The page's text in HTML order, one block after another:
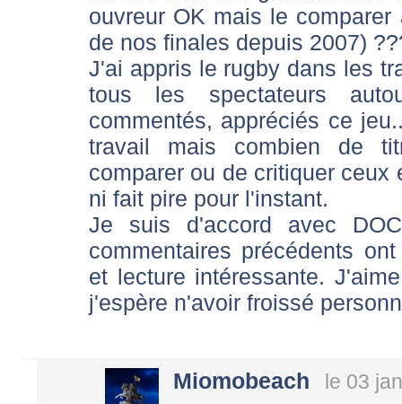
ouvreur OK mais le
de nos finales depuis 2007)
J'ai appris le rugby dans les
tous les spectateurs
commentés, appréciés ce
travail mais combien de
comparer ou de critiquer
ni fait pire pour l'instant.
Je suis d'accord avec
commentaires précédents
et lecture intéressante.
j'espère n'avoir froissé
Miomobeach le 03